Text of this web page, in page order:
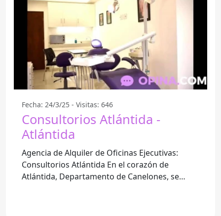
Fecha: 24/3/25 - Visitas: 646
Consultorios Atlántida -
Atlántida
Agencia de Alquiler de Oficinas Ejecutivas:
Consultorios Atlántida En el corazón de
Atlántida, Departamento de Canelones, se